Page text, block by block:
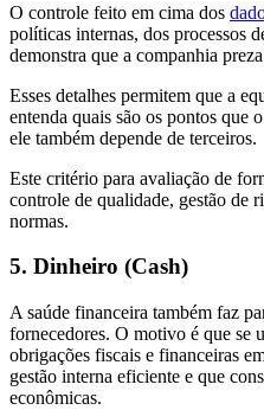
O controle feito em cima dos
políticas internas, dos processos
demonstra que a companhia
Esses detalhes permitem que a
entenda quais são os pontos que
ele também depende de terceiros.
Este critério para avaliação de
controle de qualidade, gestão de
normas.
5. Dinheiro (Cash)
A saúde financeira também faz
fornecedores. O motivo é que se
obrigações fiscais e financeiras
gestão interna eficiente e que
econômicas.